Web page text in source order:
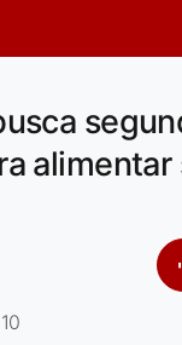
alimentar